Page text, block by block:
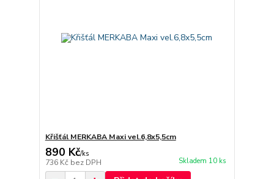
Křišťál MERKABA Maxi vel.6,8x5,5cm
890 Kč/ks
736 Kč bez DPH Skladem 10 ks